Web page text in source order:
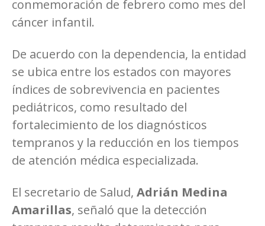
conmemoración de febrero como mes del
cáncer infantil.
De acuerdo con la dependencia, la entidad
se ubica entre los estados con mayores
índices de sobrevivencia en pacientes
pediátricos, como resultado del
fortalecimiento de los diagnósticos
tempranos y la reducción en los tiempos
de atención médica especializada.
El secretario de Salud, Adrián Medina
Amarillas, señaló que la detección